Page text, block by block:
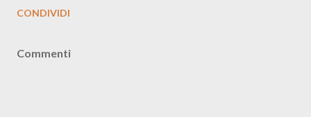
CONDIVIDI
Commenti